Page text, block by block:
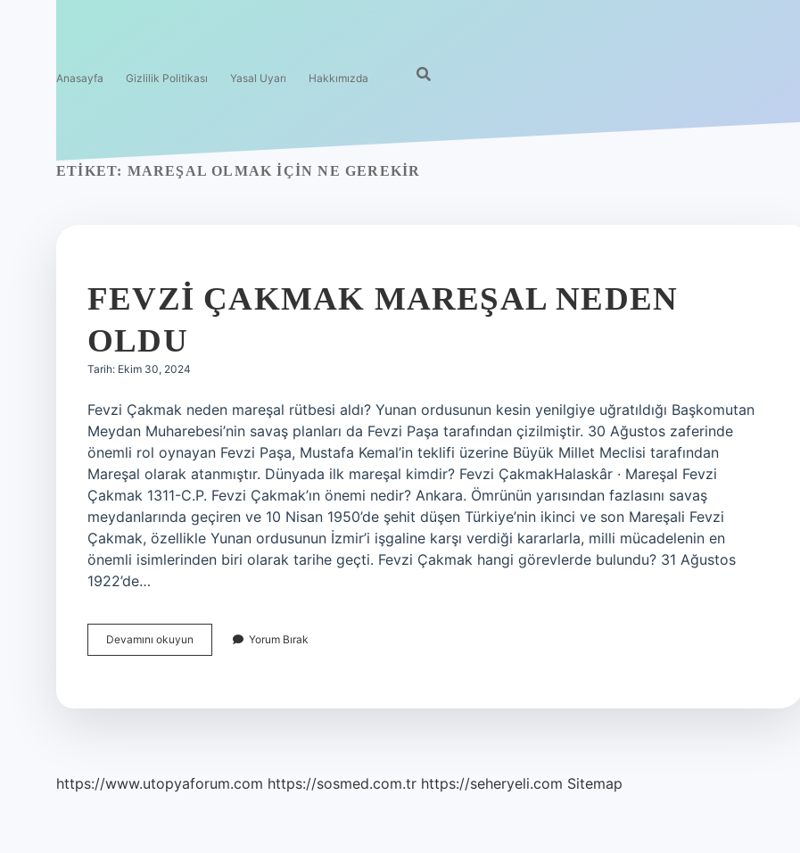
Anasayfa Gizlilik Politikası Yasal Uyarı Hakkımızda
ETIKET: MAREŞAL OLMAK IÇIN NE GEREKIR
FEVZI ÇAKMAK MAREŞAL NEDEN
OLDU
Tarih: Ekim 30, 2024
Fevzi Çakmak neden mareşal rütbesi aldı? Yunan ordusunun kesin yenilgiye uğratıldığı Başkomutan
Meydan Muharebesi’nin savaş planları da Fevzi Paşa tarafından çizilmiştir. 30 Ağustos zaferinde
önemli rol oynayan Fevzi Paşa, Mustafa Kemal’in teklifi üzerine Büyük Millet Meclisi tarafından
Mareşal olarak atanmıştır. Dünyada ilk mareşal kimdir? Fevzi ÇakmakHalaskâr · Mareşal Fevzi
Çakmak 1311-C.P. Fevzi Çakmak’ın önemi nedir? Ankara. Ömrünün yarısından fazlasını savaş
meydanlarında geçiren ve 10 Nisan 1950’de şehit düşen Türkiye’nin ikinci ve son Mareşali Fevzi
Çakmak, özellikle Yunan ordusunun İzmir’i işgaline karşı verdiği kararlarla, milli mücadelenin en
önemli isimlerinden biri olarak tarihe geçti. Fevzi Çakmak hangi görevlerde bulundu? 31 Ağustos
1922’de…
Devamını okuyun
Çakmak
Yorum Bırak
https://www.utopyaforum.com https://sosmed.com.tr https://seheryeli.com Sitemap